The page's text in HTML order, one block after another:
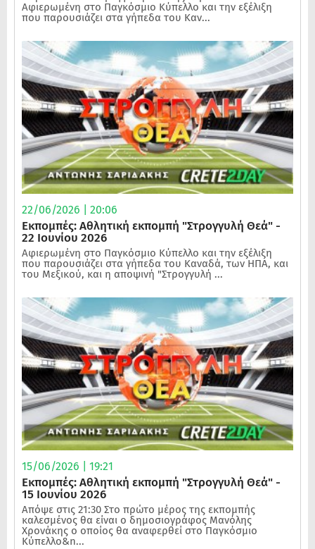
Αφιερωμένη στο Παγκόσμιο Κύπελλο και την εξέλιξη
που παρουσιάζει στα γήπεδα του Καν...
22/06/2026 | 20:06
Εκπομπές: Αθλητική εκπομπή "Στρογγυλή Θεά" -
22 Ιουνίου 2026
Αφιερωμένη στο Παγκόσμιο Κύπελλο και την εξέλιξη
που παρουσιάζει στα γήπεδα του Καναδά, των ΗΠΑ, και
του Μεξικού, και η αποψινή "Στρογγυλή ...
15/06/2026 | 19:21
Εκπομπές: Αθλητική εκπομπή "Στρογγυλή Θεά" -
15 Ιουνίου 2026
Απόψε στις 21:30 Στο πρώτο μέρος της εκπομπής
καλεσμένος θα είναι ο δημοσιογράφος Μανόλης
Χρονάκης ο οποίος θα αναφερθεί στο Παγκόσμιο
Κύπελλο&n...